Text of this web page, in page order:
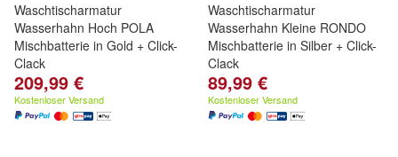
Waschtischarmatur
Wasserhahn Hoch POLA
Mischbatterie in Gold + Click-
Clack
209,99 €
Kostenloser Versand
Waschtischarmatur
Wasserhahn Kleine RONDO
Mischbatterie in Silber + Click-
Clack
89,99 €
Kostenloser Versand